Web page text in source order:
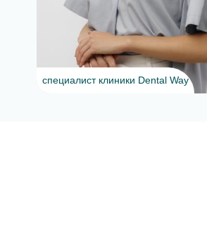
специалист клиники Dental Way